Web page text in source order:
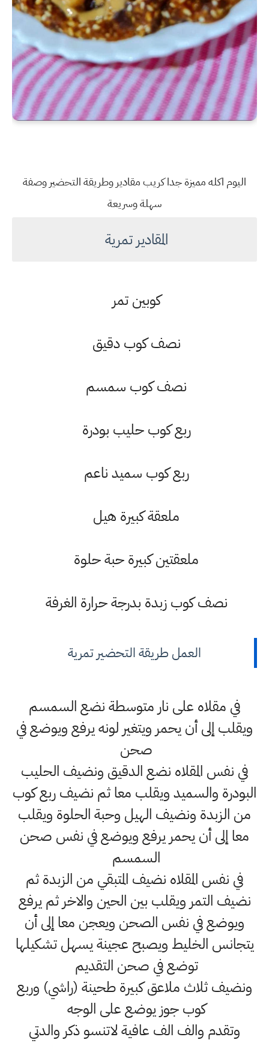
اليوم اكله مميزة جدا كريب مقادير وطريقة التحضير وصفة
سهلة وسريعة
المقادير تمرية
كوبين تمر
نصف كوب دقيق
نصف كوب سمسم
ربع كوب حليب بودرة
ربع كوب سميد ناعم
ملعقة كبيرة هيل
ملعقتين كبيرة حبة حلوة
نصف كوب زبدة بدرجة حرارة الغرفة
العمل طريقة التحضير تمرية
في مقلاه على نار متوسطة نضع السمسم
ويقلب إلى أن يحمر ويتغير لونه يرفع ويوضع في
صحن
في نفس المقلاه نضع الدقيق ونضيف الحليب
البودرة والسميد ويقلب معا ثم نضيف ربع كوب
من الزبدة ونضيف الهيل وحبة الحلوة ويقلب
معا إلى أن يحمر يرفع ويوضع في نفس صحن
السمسم
في نفس المقلاه نضيف المتبقي من الزبدة ثم
نضيف التمر ويقلب بين الحين والاخر ثم يرفع
ويوضع في نفس الصحن ويعجن معا إلى أن
يتجانس الخليط ويصبح عجينة يسهل تشكيلها
توضع في صحن التقديم
ونضيف ثلاث ملاعق كبيرة طحينة (راشي) وربع
كوب جوز يوضع على الوجه
وتقدم والف الف عافية لاتنسو ذكر والدتي